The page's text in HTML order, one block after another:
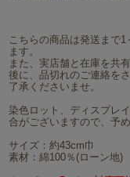
こちらの商品は発送まで
ます。
また、実店舗と在庫を共
後に、品切れのご連絡を
了承くださいませ。
染色ロット、ディスプレ
合がございますので、予
サイズ：約43cm巾
素材：綿100％(ローン地)